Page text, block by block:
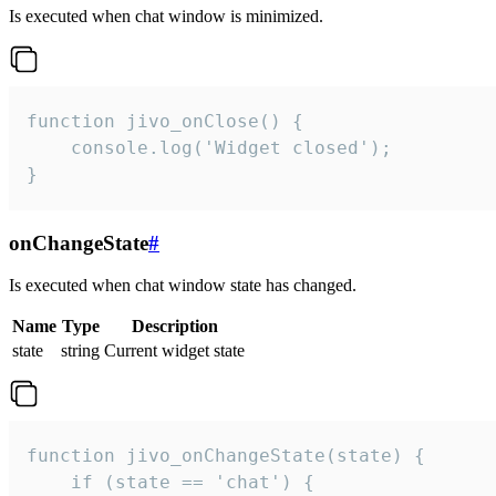
Is executed when chat window is minimized.
function jivo_onClose() {
    console.log('Widget closed');
}
onChangeState#
Is executed when chat window state has changed.
Name Type
Description
state
string Current widget state
function jivo_onChangeState(state) {
    if (state == 'chat') {